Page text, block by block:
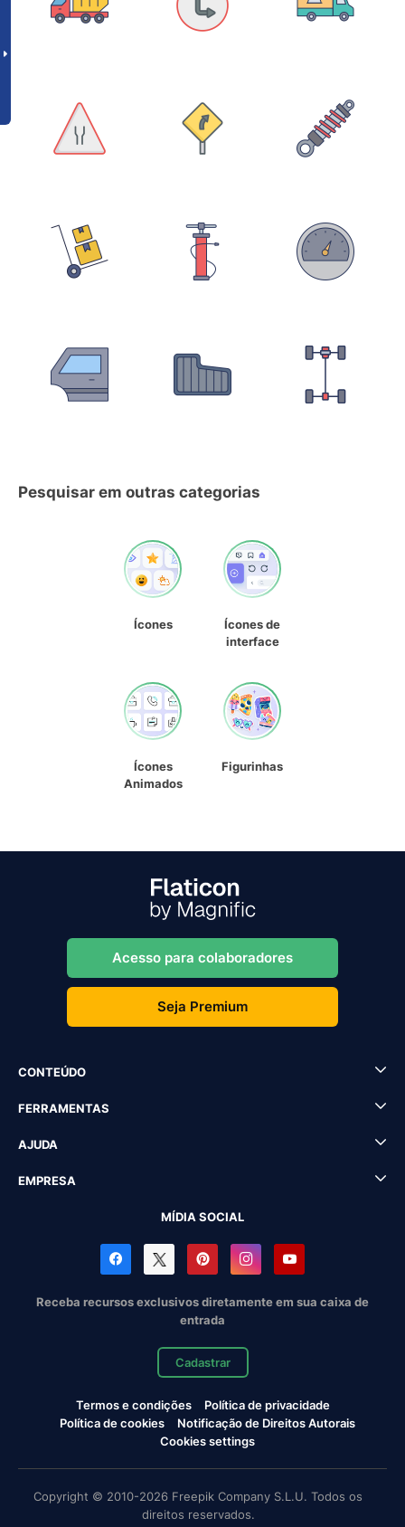
Pesquisar em outras categorias
Ícones
Ícones de
interface
Ícones
Animados
Figurinhas
Acesso para colaboradores
Seja Premium
CONTEÚDO
FERRAMENTAS
AJUDA
EMPRESA
MÍDIA SOCIAL
Receba recursos exclusivos diretamente em sua caixa de
entrada
Cadastrar
Termos e condições
Política de privacidade
Política de cookies
Notificação de Direitos Autorais
Cookies settings
Copyright © 2010-2026 Freepik Company S.L.U. Todos os
direitos reservados.